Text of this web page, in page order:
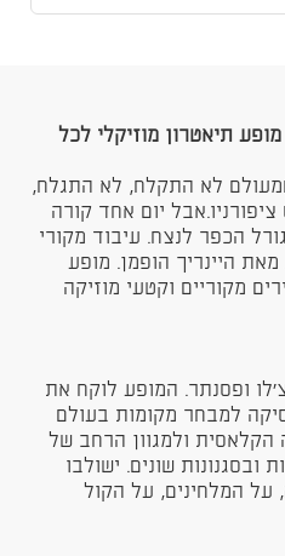
מופע תיאטרון מוזיקלי לכל
לא התקלח, לא התגלח,
יום אחד קורה
הכפר לנצח. עיבוד מקורי
מאת היינריך הופמן. מופע
מקוריים וקטעי מוזיקה
ופסנתר. המופע לוקח את
למבחר מקומות בעולם
הקלאסית ולמגוון הרחב של
ובסגנונות שונים. ישולבו
על המלחינים, על הקול